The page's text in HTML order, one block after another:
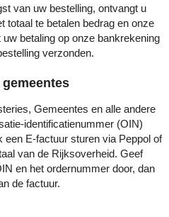
van uw bestelling, ontvangt u
totaal te betalen bedrag en onze
betaling op onze bankrekening
verzonden.
Gemeentes en alle andere
identificatienummer (OIN)
een E-factuur sturen via Peppol of
van de Rijksoverheid. Geef
en het ordernummer door, dan
de factuur​.